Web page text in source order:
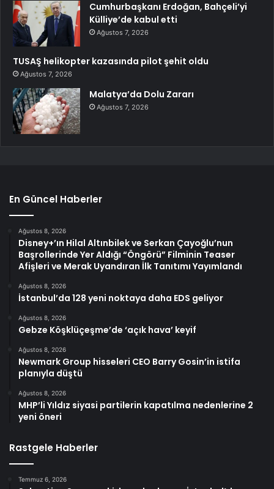
Cumhurbaşkanı Erdoğan, Bahçeli’yi
Külliye’de kabul etti
Ağustos 7, 2026
TUSAŞ helikopter kazasında pilot şehit oldu
Ağustos 7, 2026
Malatya’da Dolu Zararı
Ağustos 7, 2026
En Güncel Haberler
Ağustos 8, 2026
Disney+’ın Hilal Altınbilek ve Serkan Çayoğlu’nun
Başrollerinde Yer Aldığı “Öngörü” Filminin Teaser
Afişleri ve Merak Uyandıran İlk Tanıtımı Yayımlandı
Ağustos 8, 2026
İstanbul’da 128 yeni noktaya daha EDS geliyor
Ağustos 8, 2026
Gebze Köşklüçeşme’de ‘açık hava’ keyif
Ağustos 8, 2026
Newmark Group hisseleri CEO Barry Gosin’in istifa
planıyla düştü
Ağustos 8, 2026
MHP’li Yıldız siyasi partilerin kapatılma nedenlerine 2
yeni öneri
Rastgele Haberler
Temmuz 6, 2026